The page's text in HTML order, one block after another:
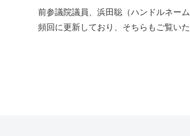
前参議院議員、浜田聡（ハンドルネー
頻回に更新しており、そちらもご覧い